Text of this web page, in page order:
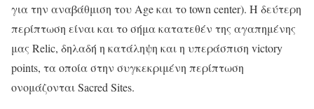
για την αναβάθμιση του Age και το town center). Η δεύτερη
περίπτωση είναι και το σήμα κατατεθέν της αγαπημένης
μας Relic, δηλαδή η κατάληψη και η υπεράσπιση victory
points, τα οποία στην συγκεκριμένη περίπτωση
ονομάζονται Sacred Sites.